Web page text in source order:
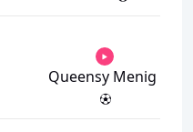
Queensy Menig